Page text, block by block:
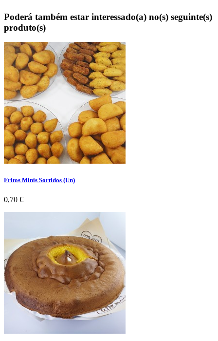
Poderá também estar interessado(a) no(s) seguinte(s)
produto(s)
Fritos Minis Sortidos (Un)
Preço
0,70 €